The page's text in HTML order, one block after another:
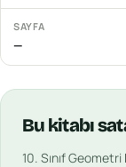
SAYFA
—
Bu kitabı
10. Sınıf Geometri